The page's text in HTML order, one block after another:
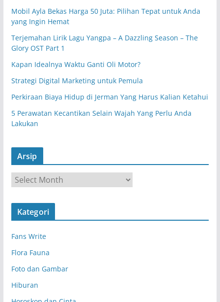
Mobil Ayla Bekas Harga 50 Juta: Pilihan Tepat untuk Anda
yang Ingin Hemat
Terjemahan Lirik Lagu Yangpa – A Dazzling Season – The
Glory OST Part 1
Kapan Idealnya Waktu Ganti Oli Motor?
Strategi Digital Marketing untuk Pemula
Perkiraan Biaya Hidup di Jerman Yang Harus Kalian Ketahui
5 Perawatan Kecantikan Selain Wajah Yang Perlu Anda
Lakukan
Arsip
r
s
Kategori
Fans Write
Flora Fauna
Foto dan Gambar
Hiburan